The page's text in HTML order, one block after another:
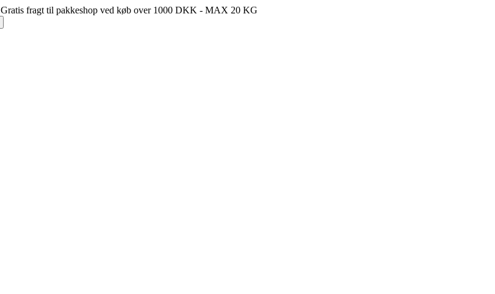
Gratis fragt til pakkeshop ved køb over 1000 DKK - MAX 20 KG